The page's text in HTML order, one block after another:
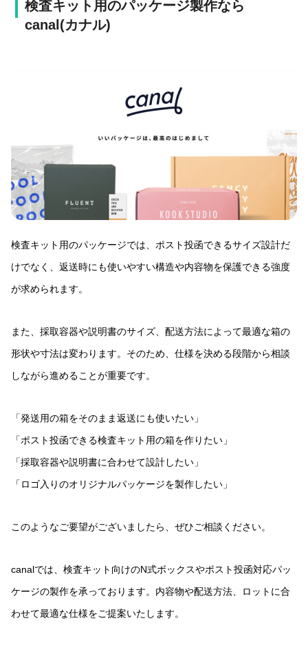
検査キット用のパッケージ製作なら
canal(カナル)
検査キット用のパッケージでは、ポスト投函できるサイズ設計だ
けでなく、返送時にも使いやすい構造や内容物を保護できる強度
が求められます。
また、採取容器や説明書のサイズ、配送方法によって最適な箱の
形状や寸法は変わります。そのため、仕様を決める段階から相談
しながら進めることが重要です。
「発送用の箱をそのまま返送にも使いたい」
「ポスト投函できる検査キット用の箱を作りたい」
「採取容器や説明書に合わせて設計したい」
「ロゴ入りのオリジナルパッケージを製作したい」
このようなご要望がございましたら、ぜひご相談ください。
canalでは、検査キット向けのN式ボックスやポスト投函対応パッ
ケージの製作を承っております。内容物や配送方法、ロットに合
わせて最適な仕様をご提案いたします。